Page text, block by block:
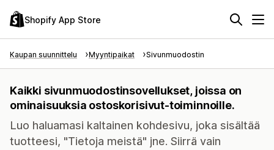
Shopify App Store
Kaupan suunnittelu Myyntipaikat Sivunmuodostin
Kaikki sivunmuodostinsovellukset, joissa on
ominaisuuksia ostoskorisivut-toiminnoille.
Luo haluamasi kaltainen kohdesivu, joka sisältää
tuotteesi, "Tietoja meistä" jne. Siirrä vain